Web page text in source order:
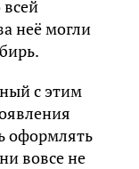
неё могли
с этим
оформлять
вовсе не